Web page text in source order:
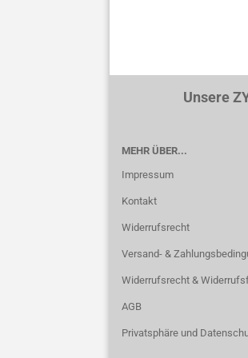
Unsere ZYRUS-
MEHR ÜBER...
Impressum
Kontakt
Widerrufsrecht
Versand- &
Widerrufsrecht &
AGB
Privatsphäre und